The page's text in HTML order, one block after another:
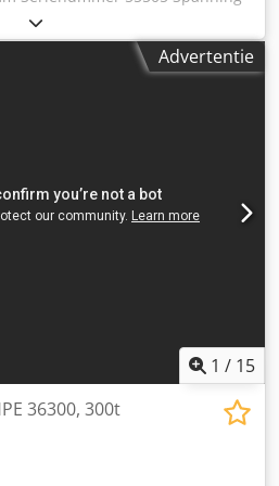
Rq Uj Ad Ijck Boven- en
segmenten hydraulisch
Advertentie
1 / 15
36300, 300t